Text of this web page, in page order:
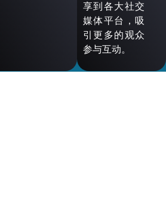
享到各大社交
媒体平台，吸
引更多的观众
参与互动。